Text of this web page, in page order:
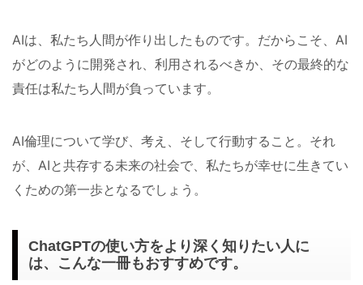
AIは、私たち人間が作り出したものです。だからこそ、AI
がどのように開発され、利用されるべきか、その最終的な
責任は私たち人間が負っています。
AI倫理について学び、考え、そして行動すること。それ
が、AIと共存する未来の社会で、私たちが幸せに生きてい
くための第一歩となるでしょう。
ChatGPTの使い方をより深く知りたい人に
は、こんな一冊もおすすめです。